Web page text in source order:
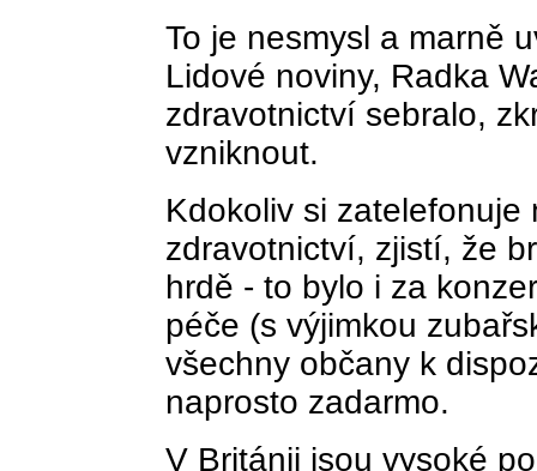
To je nesmysl a marně
Lidové noviny, Radka
zdravotnictví sebralo,
vzniknout.
Kdokoliv si zatelefonuje
zdravotnictví, zjistí, že
hrdě - to bylo i za
péče (s výjimkou
všechny občany k
naprosto zadarmo.
V Británii jsou vysoké